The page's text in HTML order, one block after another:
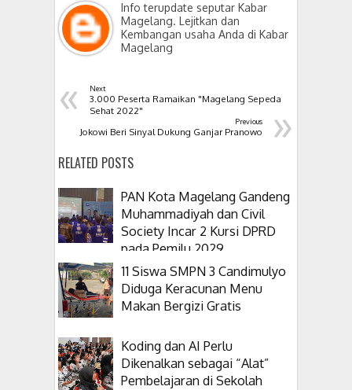
Info terupdate seputar Kabar
Magelang. Lejitkan dan
Kembangan usaha Anda di Kabar
Magelang
« Next
3.000 Peserta Ramaikan "Magelang Sepeda
Sehat 2022"
»
Previous
Jokowi Beri Sinyal Dukung Ganjar Pranowo
RELATED POSTS
PAN Kota Magelang Gandeng
Muhammadiyah dan Civil
Society Incar 2 Kursi DPRD
pada Pemilu 2029
11 Siswa SMPN 3 Candimulyo
Diduga Keracunan Menu
Makan Bergizi Gratis
Koding dan AI Perlu
Dikenalkan sebagai “Alat”
Pembelajaran di Sekolah